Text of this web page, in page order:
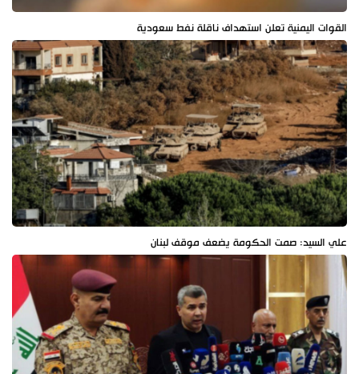
القوات اليمنية تعلن استهداف ناقلة نفط سعودية
علي السيد: صمت الحكومة يضعف موقف لبنان